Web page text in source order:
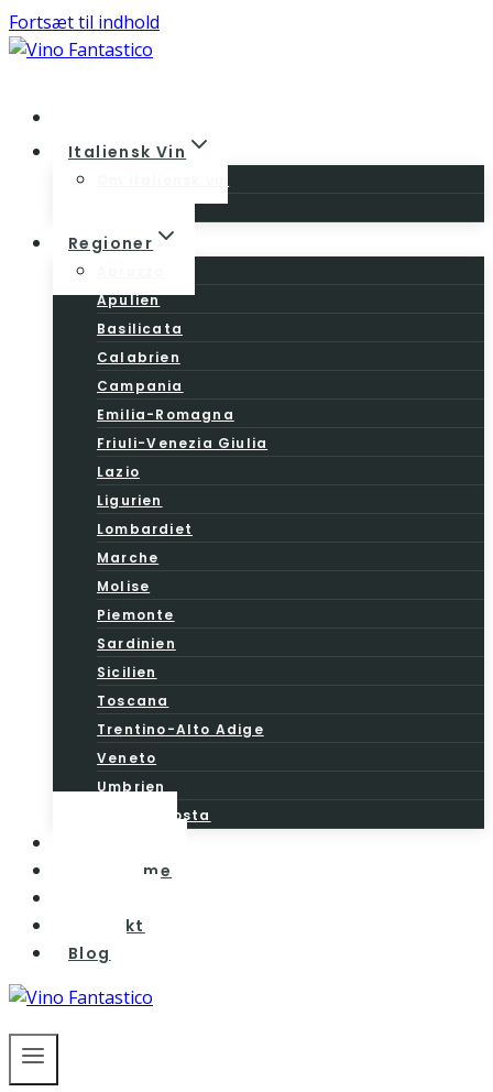
Fortsæt til indhold
Italiensk Vin
Regioner
Apulien
Basilicata
Calabrien
Campania
Emilia-Romagna
Friuli-Venezia Giulia
Lazio
Ligurien
Lombardiet
Marche
Molise
Piemonte
Sardinien
Sicilien
Toscana
Trentino-Alto Adige
Veneto
Umbrien
Valle d’Aosta
Vinturisme
Kontakt
Blog